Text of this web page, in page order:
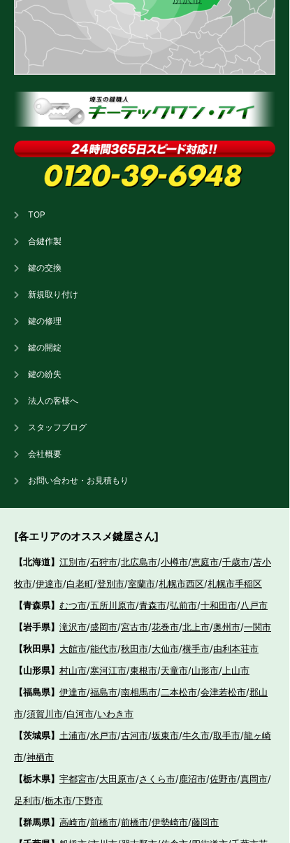
TOP
合鍵作製
鍵の交換
新規取り付け
鍵の修理
鍵の開錠
鍵の紛失
法人の客様へ
スタッフブログ
会社概要
お問い合わせ・お見積もり
[各エリアのオススメ鍵屋さん]
【北海道】 江別市/石狩市/北広島市/小樽市/恵庭市/千歳市/苫小
牧市/伊達市/白老町/登別市/室蘭市/札幌市西区/札幌市手稲区
【青森県】 むつ市/五所川原市/青森市/弘前市/十和田市/八戸市
【岩手県】 滝沢市/盛岡市/宮古市/花巻市/北上市/奥州市/一関市
【秋田県】 大館市/能代市/秋田市/大仙市/横手市/由利本荘市
【山形県】 村山市/寒河江市/東根市/天童市/山形市/上山市
【福島県】 伊達市/福島市/南相馬市/二本松市/会津若松市/郡山
市/須賀川市/白河市/いわき市
【茨城県】 土浦市/水戸市/古河市/坂東市/牛久市/取手市/龍ヶ崎
市/神栖市
【栃木県】 宇都宮市/大田原市/さくら市/鹿沼市/佐野市/真岡市/
足利市/栃木市/下野市
【群馬県】 高崎市/前橋市/前橋市/伊勢崎市/藤岡市